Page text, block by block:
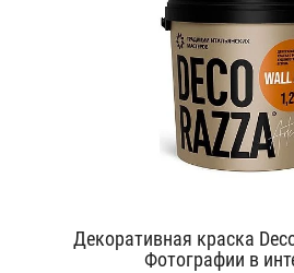
Декоративная краска
Фотографии в